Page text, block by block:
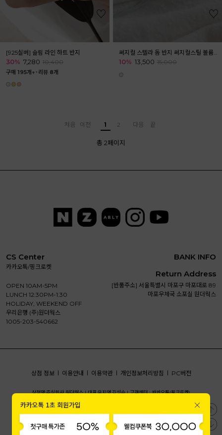
[925실버] 슬림 라인 하트 반지
30% 7,280 10,400
구매 195개↑˙ 리뷰 8개
10% 13,500 15,000
처음 이전 1 2 다음 끝
총 2페이지
CS Center
카카오톡/핑크로켓
OPEN 10AM-5PM
LUNCH 12:30PM-1:30
HOLIDAY, WEEKEND OFF
우리은행 (주)원더웍스
1005-203-540662
BANK INFO
Return Address
[반품주소] 서울특별시 마포구 마포대로 89
마포우체국 소포실 원더웍스
상점 정보 이용안내 이용약관 개인정보처리방침 PC버전
상정명:주식회사 원더웍스 | 대표:유지영,김성수 | 고객센터 : 카카오톡(핑크로켓)
주소:서울시 서대문구 연희맛로1, 4층(카이앤루이BD)